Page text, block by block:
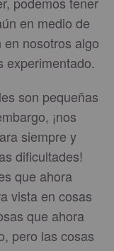
en medio de
nosotros algo
experimentado.
son pequeñas
¡nos
siempre y
dificultades!
que ahora
vista en cosas
que ahora
pero las cosas